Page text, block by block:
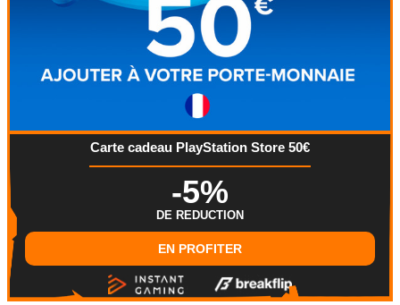
Carte cadeau PlayStation Store 50€
-5%
DE REDUCTION
EN PROFITER